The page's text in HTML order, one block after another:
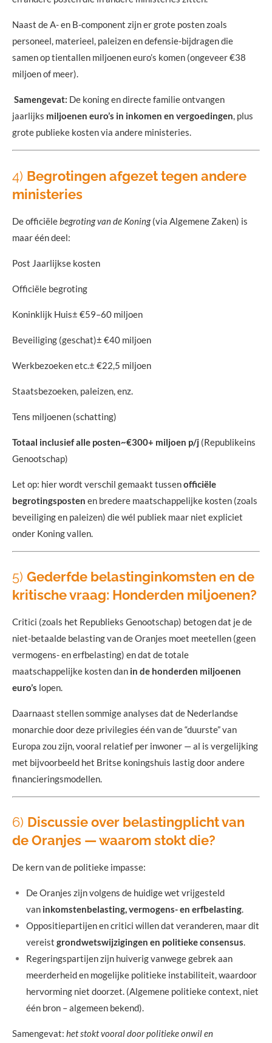
Naast de A- en B-component zijn er grote posten zoals
personeel, materieel, paleizen en defensie-bijdragen die
samen op tientallen miljoenen euro’s komen (ongeveer €38
miljoen of meer).
Samengevat: De koning en directe familie ontvangen
jaarlijks miljoenen euro’s in inkomen en vergoedingen, plus
grote publieke kosten via andere ministeries.
4) Begrotingen afgezet tegen andere
ministeries
De officiële begroting van de Koning(via Algemene Zaken) is
maar één deel:
Post Jaarlijkse kosten
Officiële begroting
Koninklijk Huis± €59–60 miljoen
Beveiliging (geschat)± €40 miljoen
Werkbezoeken etc.± €22,5 miljoen
Staatsbezoeken, paleizen, enz.
Tens miljoenen (schatting)
Totaal inclusief alle posten~€300+ miljoen p/j (Republikeins
Genootschap)
Let op: hier wordt verschil gemaakt tussenofficiële
begrotingsposten en bredere maatschappelijke kosten (zoals
beveiliging en paleizen) die wél publiek maar niet expliciet
onder Koning vallen.
5) Gederfde belastinginkomsten en de
kritische vraag: Honderden miljoenen?
Critici (zoals het Republieks Genootschap) betogen dat je de
niet-betaalde belasting van de Oranjes moet meetellen (geen
vermogens- en erfbelasting) en dat de totale
maatschappelijke kosten dan in de honderden miljoenen
euro’s lopen.
Daarnaast stellen sommige analyses dat de Nederlandse
monarchie door deze privilegies één van de “duurste” van
Europa zou zijn, vooral relatief per inwoner — al is vergelijking
met bijvoorbeeld het Britse koningshuis lastig door andere
financieringsmodellen.
6) Discussie over belastingplicht van
de Oranjes — waarom stokt die?
De kern van de politieke impasse:
De Oranjes zijn volgens de huidige wet vrijgesteld
van inkomstenbelasting, vermogens- en erfbelasting.
Oppositiepartijen en critici willen dat veranderen, maar dit
vereist grondwetswijzigingen en politieke consensus.
Regeringspartijen zijn huiverig vanwege gebrek aan
meerderheid en mogelijke politieke instabiliteit, waardoor
hervorming niet doorzet. (Algemene politieke context, niet
één bron – algemeen bekend).
Samengevat: het stokt vooral door politieke onwil en